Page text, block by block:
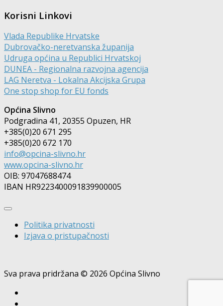
Korisni Linkovi
Vlada Republike Hrvatske
Dubrovačko-neretvanska županija
Udruga općina u Republici Hrvatskoj
DUNEA - Regionalna razvojna agencija
LAG Neretva - Lokalna Akcijska Grupa
One stop shop for EU fonds
Općina Slivno
Podgradina 41, 20355 Opuzen, HR
+385(0)20 671 295
+385(0)20 672 170
info@opcina-slivno.hr
www.opcina-slivno.hr
OIB: 97047688474
IBAN HR9223400091839900005
Politika privatnosti
Izjava o pristupačnosti
Sva prava pridržana © 2026 Općina Slivno